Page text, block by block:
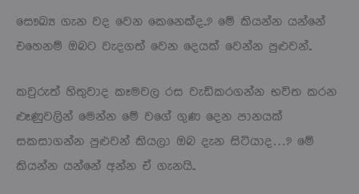
සෞඛ්‍ය ගැන වද වෙන කෙනෙක්ද..? මේ කියන්න යන්නේ
එහෙනම් ඔබට වැදගත් වෙන දෙයක් වෙන්න පුළුවන්..
කවුරුත් හිතුවාද කෑමවල රස වැඩිකරගන්න භවිත කරන
ළූණුවලින් මෙන්න මේ වගේ ගුණ දෙන පානයක්
සකසාගන්න පුළුවන් කියලා ඔබ දැන සිටියාද…? මේ
කියන්න යන්නේ අන්න ඒ ගැනයි..